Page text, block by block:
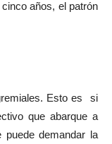
años, el patrón
Esto es si
que abarque a
demandar la